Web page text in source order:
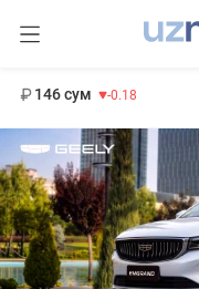
146 сум -0.18